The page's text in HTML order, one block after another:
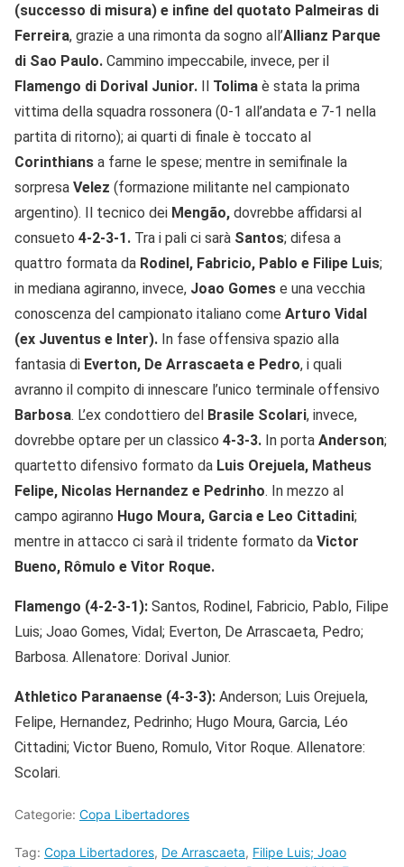
(successo di misura) e infine del quotato Palmeiras di
Ferreira, grazie a una rimonta da sogno all’Allianz Parque
di Sao Paulo. Cammino impeccabile, invece, per il
Flamengo di Dorival Junior. Il Tolima è stata la prima
vittima della squadra rossonera (0-1 all’andata e 7-1 nella
partita di ritorno); ai quarti di finale è toccato al
Corinthians a farne le spese; mentre in semifinale la
sorpresa Velez (formazione militante nel campionato
argentino). Il tecnico dei Mengão, dovrebbe affidarsi al
consueto 4-2-3-1. Tra i pali ci sarà Santos; difesa a
quattro formata da Rodinel, Fabricio, Pablo e Filipe Luis;
in mediana agiranno, invece, Joao Gomes e una vecchia
conoscenza del campionato italiano come Arturo Vidal
(ex Juventus e Inter). In fase offensiva spazio alla
fantasia di Everton, De Arrascaeta e Pedro, i quali
avranno il compito di innescare l’unico terminale offensivo
Barbosa. L’ex condottiero del Brasile Scolari, invece,
dovrebbe optare per un classico 4-3-3. In porta Anderson;
quartetto difensivo formato da Luis Orejuela, Matheus
Felipe, Nicolas Hernandez e Pedrinho. In mezzo al
campo agiranno Hugo Moura, Garcia e Leo Cittadini;
mentre in attacco ci sarà il tridente formato da Victor
Bueno, Rômulo e Vitor Roque.
Flamengo (4-2-3-1): Santos, Rodinel, Fabricio, Pablo, Filipe
Luis; Joao Gomes, Vidal; Everton, De Arrascaeta, Pedro;
Barbosa. Allenatore: Dorival Junior.
Athletico Paranaense (4-3-3): Anderson; Luis Orejuela,
Felipe, Hernandez, Pedrinho; Hugo Moura, Garcia, Léo
Cittadini; Victor Bueno, Romulo, Vitor Roque. Allenatore:
Scolari.
Categorie: Copa Libertadores
Tag: Copa Libertadores, De Arrascaeta, Filipe Luis; Joao